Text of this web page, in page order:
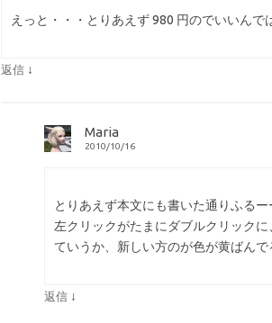
えっと・・・とりあえず 980 円のでいいんで
返信 ↓
Maria
2010/10/16
とりあえず本文にも書いた通りふる
左クリックがたまにダブルクリック
ていうか、新しい方のが色が黄ばん
返信 ↓